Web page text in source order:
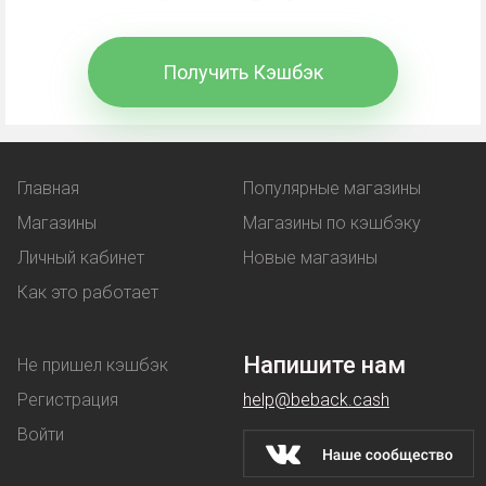
от других вариантов экономии?
Промокод- комбинация символов, вводимая при
оформлении покупки. В обмен покупатель
льготную цену на товар;
услугу, предоставляемая бонусом -
например, бесплатная доставка.
использовании клиент покупает товар по
сниженной стоимости.
магазины предоставляют на разных
Получить Кэшбэк
Главная
Магазины
Личный кабинет
Как это работает
Популярные магазины
Магазины по кэшбэку
Новые магазины
Не пришел кэшбэк
Регистрация
Войти
Напишите нам
help@beback.cash